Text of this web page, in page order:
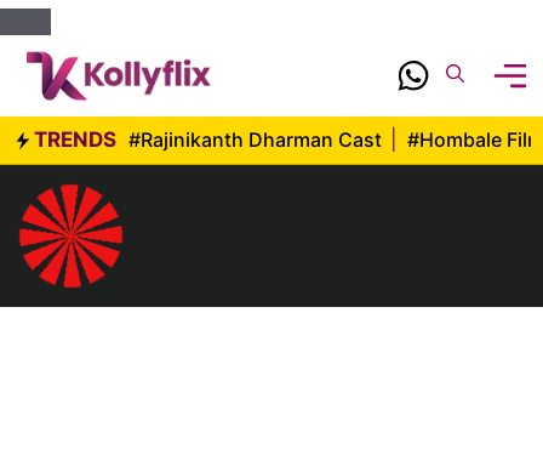
Skip
content
TRENDS #Rajinikanth Dharman Cast #Hombale